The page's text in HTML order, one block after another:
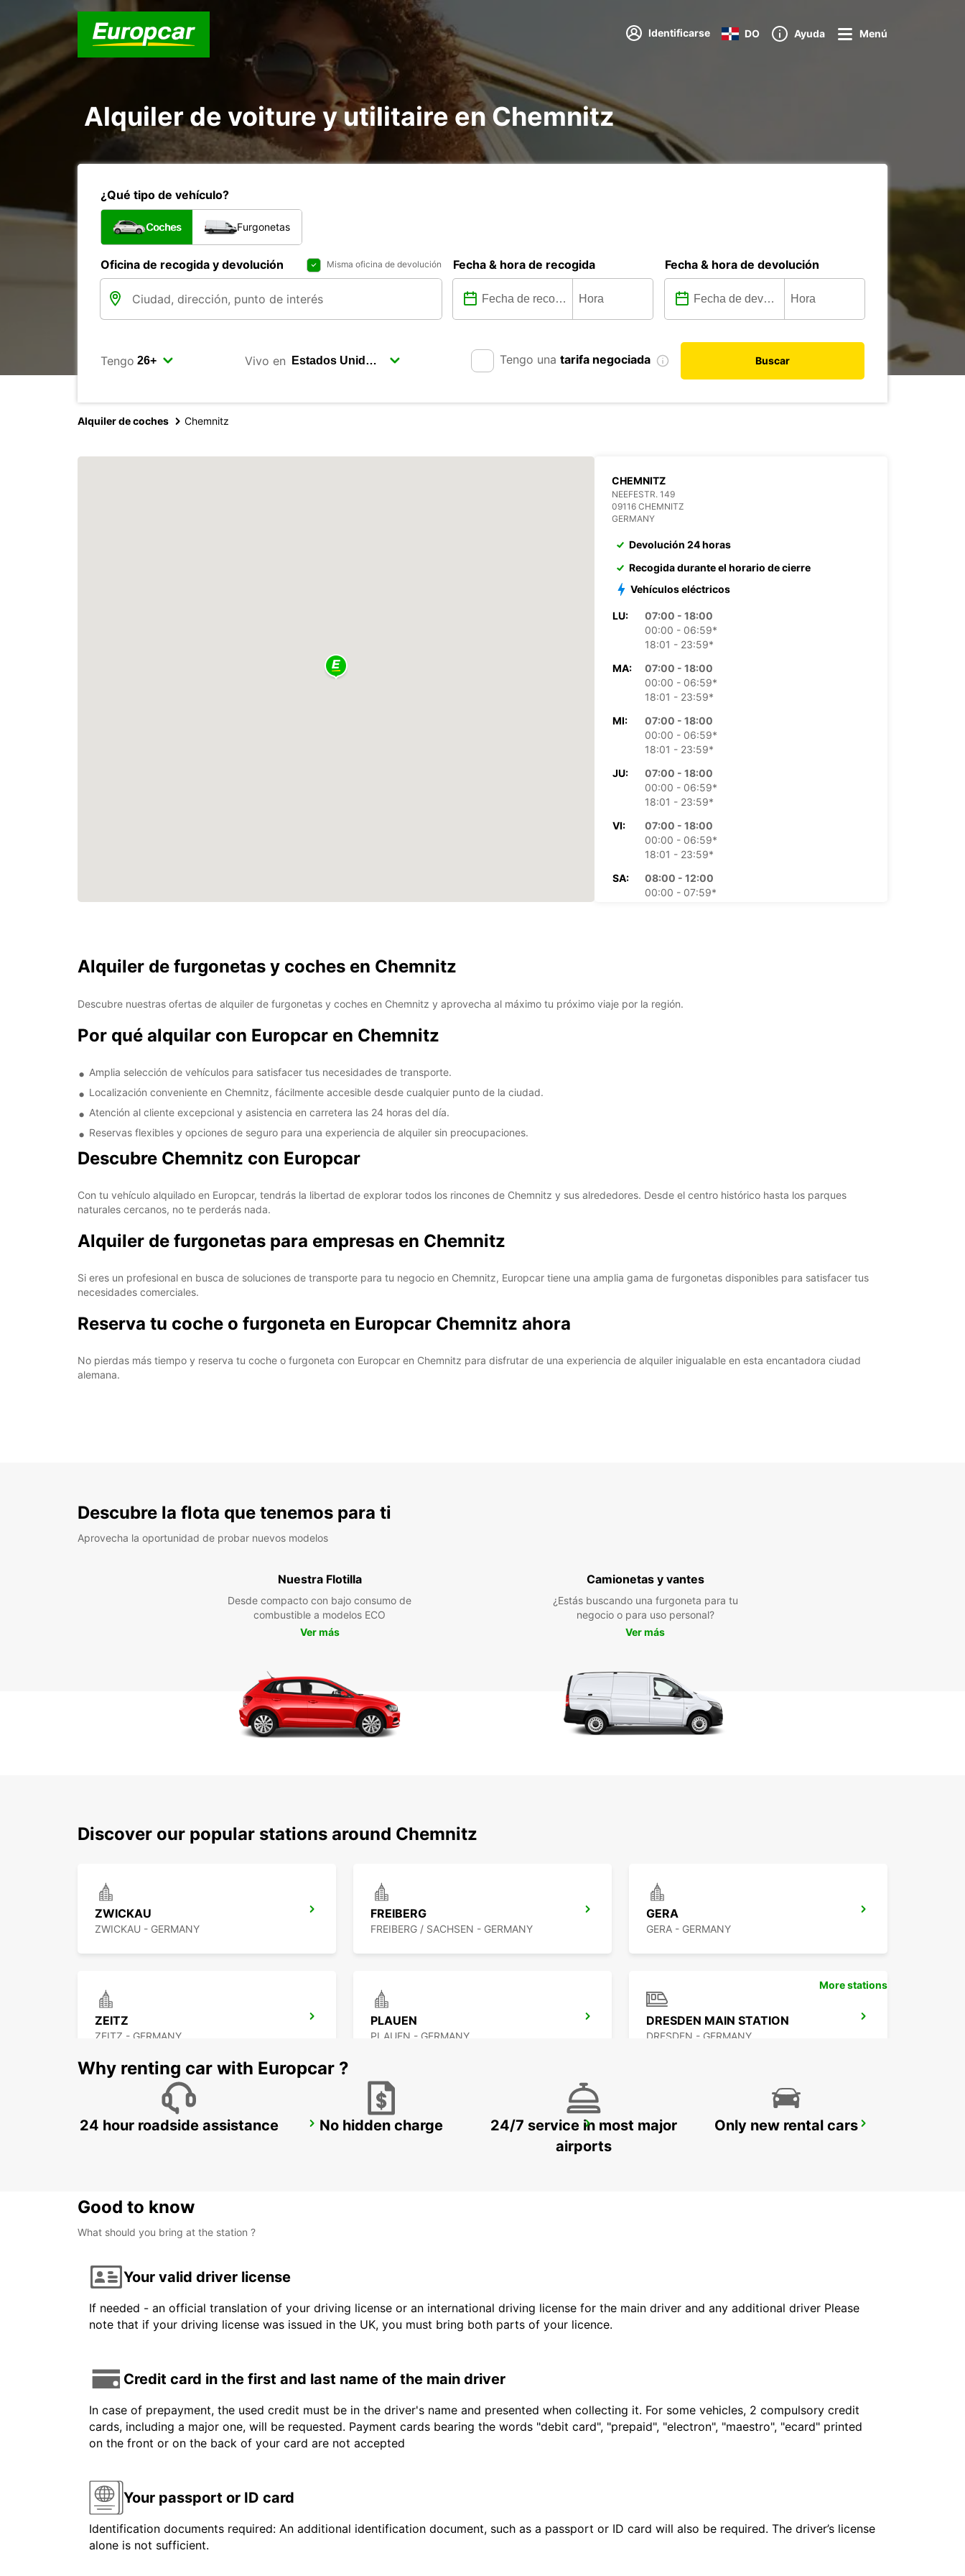
Identificarse DO Ayuda Menú
Alquiler de voiture y utilitaire en Chemnitz
¿Qué tipo de vehículo?
Coches Furgonetas
Oficina de recogida y devolución Misma oficina de devolución Fecha & hora de recogida Fecha & hora de devolución
Tengo Vivo en Tengo una tarifa negociada Buscar
Alquiler de coches Chemnitz
CHEMNITZ
NEEFESTR. 149
09116 CHEMNITZ
GERMANY
Devolución 24 horas
Recogida durante el horario de cierre
Vehículos eléctricos
LU:
07:00 - 18:00
00:00 - 06:59*
18:01 - 23:59*
MA:
07:00 - 18:00
00:00 - 06:59*
18:01 - 23:59*
MI:
07:00 - 18:00
00:00 - 06:59*
18:01 - 23:59*
JU:
07:00 - 18:00
00:00 - 06:59*
18:01 - 23:59*
VI:
07:00 - 18:00
00:00 - 06:59*
18:01 - 23:59*
SA:
08:00 - 12:00
00:00 - 07:59*
días festivos.
Alquiler de furgonetas y coches en Chemnitz
Descubre nuestras ofertas de alquiler de furgonetas y coches en Chemnitz y aprovecha al máximo tu próximo viaje por la región.
Por qué alquilar con Europcar en Chemnitz
Amplia selección de vehículos para satisfacer tus necesidades de transporte.
Localización conveniente en Chemnitz, fácilmente accesible desde cualquier punto de la ciudad.
Atención al cliente excepcional y asistencia en carretera las 24 horas del día.
Reservas flexibles y opciones de seguro para una experiencia de alquiler sin preocupaciones.
Descubre Chemnitz con Europcar
Con tu vehículo alquilado en Europcar, tendrás la libertad de explorar todos los rincones de Chemnitz y sus alrededores. Desde el centro histórico hasta los parques
naturales cercanos, no te perderás nada.
Alquiler de furgonetas para empresas en Chemnitz
Si eres un profesional en busca de soluciones de transporte para tu negocio en Chemnitz, Europcar tiene una amplia gama de furgonetas disponibles para satisfacer tus
necesidades comerciales.
Reserva tu coche o furgoneta en Europcar Chemnitz ahora
No pierdas más tiempo y reserva tu coche o furgoneta con Europcar en Chemnitz para disfrutar de una experiencia de alquiler inigualable en esta encantadora ciudad
alemana.
Descubre la flota que tenemos para ti
Aprovecha la oportunidad de probar nuevos modelos
Nuestra Flotilla
Desde compacto con bajo consumo de
combustible a modelos ECO
Ver más
Camionetas y vantes
¿Estás buscando una furgoneta para tu
negocio o para uso personal?
Ver más
Discover our popular stations around Chemnitz
ZWICKAU
ZWICKAU - GERMANY
FREIBERG
FREIBERG / SACHSEN - GERMANY
GERA
GERA - GERMANY
ZEITZ
ZEITZ - GERMANY
PLAUEN
PLAUEN - GERMANY
DRESDEN MAIN STATION
DRESDEN - GERMANY
DRESDEN CITY DRESDEN VW FORUM (DROP-OFF ONLY) DRESDEN LOCKWITZ
More stations
Why renting car with Europcar ?
24 hour roadside assistance No hidden charge
24/7 service in most major
airports
Only new rental cars
Good to know
What should you bring at the station ?
Your valid driver license
If needed - an official translation of your driving license or an international driving license for the main driver and any additional driver Please
note that if your driving license was issued in the UK, you must bring both parts of your licence.
Credit card in the first and last name of the main driver
In case of prepayment, the used credit must be in the driver's name and presented when collecting it. For some vehicles, 2 compulsory credit
cards, including a major one, will be requested. Payment cards bearing the words "debit card", "prepaid", "electron", "maestro", "ecard" printed
on the front or on the back of your card are not accepted
Your passport or ID card
Identification documents required: An additional identification document, such as a passport or ID card will also be required. The driver’s license
alone is not sufficient.